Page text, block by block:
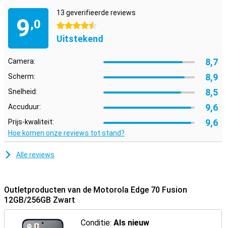
9,0
13 geverifieerde reviews
4.5 sterren
Uitstekend
Camera: 8,7
Scherm: 8,9
Snelheid: 8,5
Accuduur: 9,6
Prijs-kwaliteit: 9,6
Hoe komen onze reviews tot stand?
Alle reviews
Outletproducten van de Motorola Edge 70 Fusion
12GB/256GB Zwart
Conditie:Als nieuw